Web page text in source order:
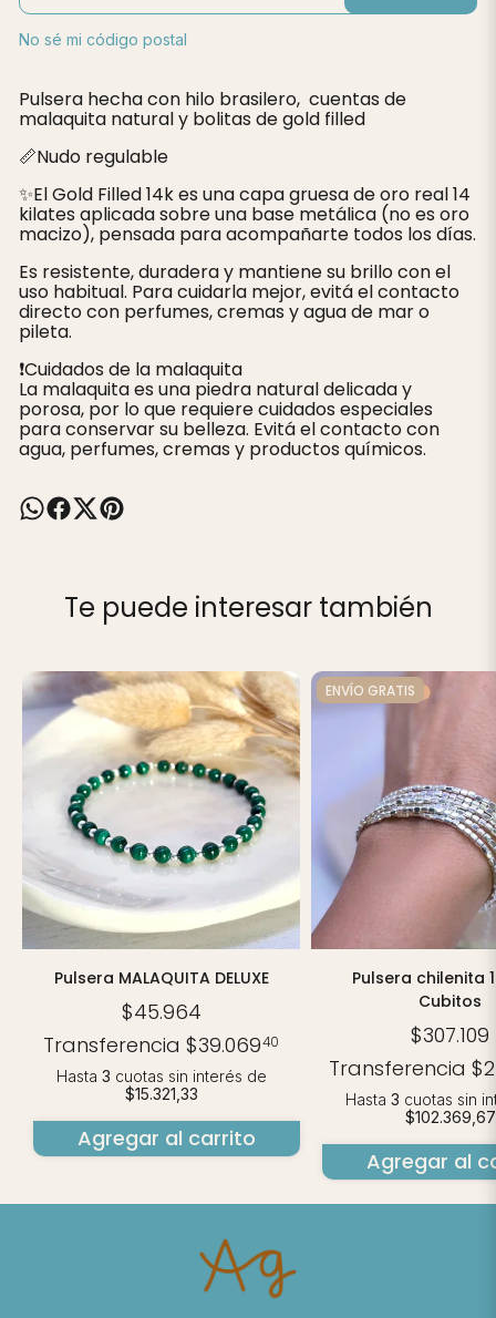
No sé mi código postal
Pulsera hecha con hilo brasilero, cuentas de
malaquita natural y bolitas de gold filled
📏Nudo regulable
✨️El Gold Filled 14k es una capa gruesa de oro real 14
kilates aplicada sobre una base metálica (no es oro
macizo), pensada para acompañarte todos los días.
Es resistente, duradera y mantiene su brillo con el
uso habitual. Para cuidarla mejor, evitá el contacto
directo con perfumes, cremas y agua de mar o
pileta.
❗️Cuidados de la malaquita
La malaquita es una piedra natural delicada y
porosa, por lo que requiere cuidados especiales
para conservar su belleza. Evitá el contacto con
agua, perfumes, cremas y productos químicos.
Te puede interesar también
Pulsera MALAQUITA DELUXE
$45.964
Transferencia$39.06940
Hasta 3 cuotas sin interés de
$15.321,33
Agregar al carrito
ENVÍO GRATIS
Pulsera chilenita
Cubitos
$307.109
Transferencia
Hasta 3 cuotas sin
$102.369,67
Agregar al